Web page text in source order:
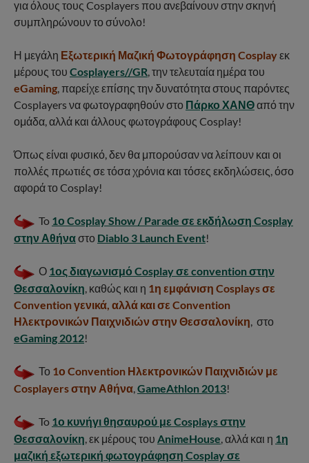
για όλους τους Cosplayers που ανεβαίνουν στην σκηνή
συμπληρώνουν το σύνολο!
Η μεγάλη Εξωτερική Μαζική Φωτογράφηση Cosplayεκ
μέρους του Cosplayers//GR, την τελευταία ημέρα του
eGaming, παρείχε επίσης την δυνατότητα στους παρόντες
Cosplayers να φωτογραφηθούν στο Πάρκο ΧΑΝΘαπό την
ομάδα, αλλά και άλλους φωτογράφους Cosplay!
Όπως είναι φυσικό, δεν θα μπορούσαν να λείπουν και οι
πολλές πρωτιές σε τόσα χρόνια και τόσες εκδηλώσεις, όσο
αφορά το Cosplay!
To 1ο Cosplay Show / Parade σε εκδήλωση Cosplay
στην Αθήναστο Diablo 3 Launch Event!
Ο 1ος διαγωνισμό Cosplay σε convention στην
Θεσσαλονίκη, καθώς και η 1η εμφάνιση Cosplays σε
Convention γενικά, αλλά και σε Convention
Ηλεκτρονικών Παιχνιδιών στην Θεσσαλονίκη, στο
eGaming 2012!
Το 1ο Convention Ηλεκτρονικών Παιχνιδιών με
Cosplayers στην Αθήνα,GameAthlon 2013!
To 1ο κυνήγι θησαυρού με Cosplays στην
Θεσσαλονίκη, εκ μέρους του AnimeHouse, αλλά και η 1η
μαζική εξωτερική φωτογράφηση Cosplay σε